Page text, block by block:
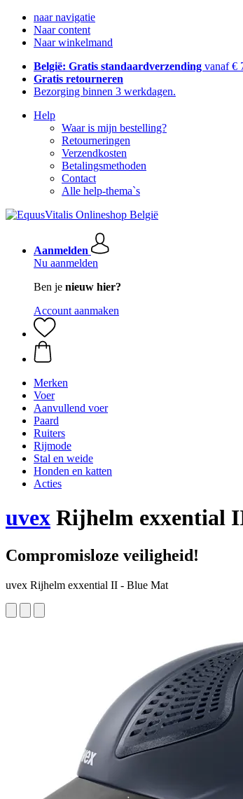
naar navigatie
Naar content
Naar winkelmand
België: Gratis standaardverzending vanaf €
Gratis retourneren
Bezorging binnen 3 werkdagen.
Help
Waar is mijn bestelling?
Retourneringen
Verzendkosten
Betalingsmethoden
Contact
Alle help-thema`s
Aanmelden
Nu aanmelden
Ben je nieuw hier?
Account aanmaken
Merken
Voer
Aanvullend voer
Paard
Ruiters
Rijmode
Stal en weide
Honden en katten
Acties
uvex Rijhelm exxential
Compromisloze veiligheid!
uvex Rijhelm exxential II - Blue Mat